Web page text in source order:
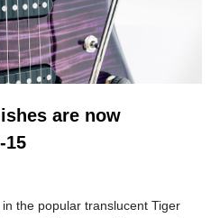
are now
15
the popular translucent Tiger